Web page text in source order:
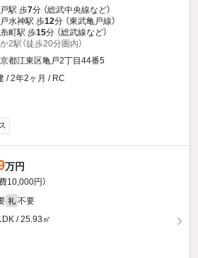
駅 歩7分 （総武中央線など）
水神駅 歩12分 （東武亀戸線）
町駅 歩15分 （総武線など）
2駅（徒歩20分圏内）
都江東区亀戸2丁目44番5
/ 2年2ヶ月 / RC
万円
10,000円）
礼 不要
/ 25.93㎡